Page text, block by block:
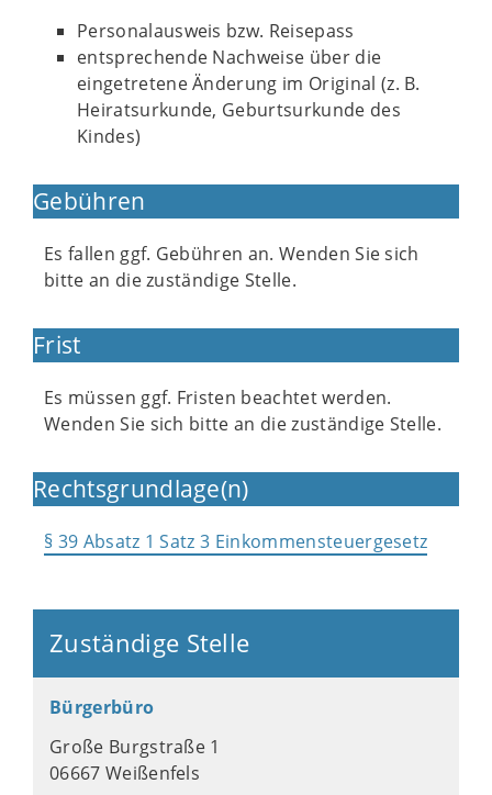
Personalausweis bzw. Reisepass
entsprechende Nachweise über die
eingetretene Änderung im Original (z. B.
Heiratsurkunde, Geburtsurkunde des
Kindes)
Gebühren
Es fallen ggf. Gebühren an. Wenden Sie sich
bitte an die zuständige Stelle.
Frist
Es müssen ggf. Fristen beachtet werden.
Wenden Sie sich bitte an die zuständige Stelle.
Rechtsgrundlage(n)
§ 39 Absatz 1 Satz 3 Einkommensteuergesetz
Zuständige Stelle
Bürgerbüro
Große Burgstraße 1
06667 Weißenfels